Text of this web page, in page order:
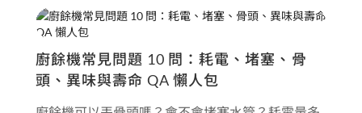
廚餘機常見問題 10 問：耗電、堵塞、骨
頭、異味與壽命 QA 懶人包